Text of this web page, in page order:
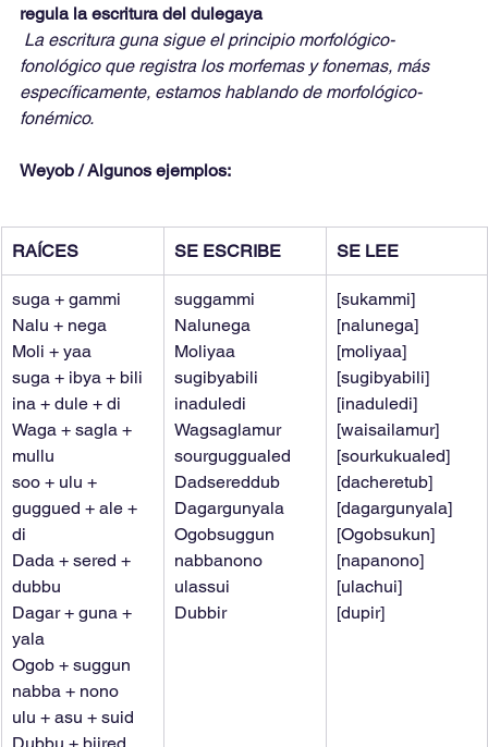
regula la escritura del dulegaya
La escritura guna sigue el principio morfológico-
fonológico que registra los morfemas y fonemas, más
específicamente, estamos hablando de morfológico-
fonémico.
Weyob / Algunos ejemplos:
RAÍCES SE ESCRIBE SE LEE
suga + gammi
Nalu + nega
Moli + yaa
suga + ibya + bili
ina + dule + di
Waga + sagla +
mullu
soo + ulu +
guggued + ale +
di
Dada + sered +
dubbu
Dagar + guna +
yala
Ogob + suggun
nabba + nono
ulu + asu + suid
Dubbu + biired
suggammi
Nalunega
Moliyaa
sugibyabili
inaduledi
Wagsaglamur
sourguggualed
Dadsereddub
Dagargunyala
Ogobsuggun
nabbanono
ulassui
Dubbir
[sukammi]
[nalunega]
[moliyaa]
[sugibyabili]
[inaduledi]
[waisailamur]
[sourkukualed]
[dacheretub]
[dagargunyala]
[Ogobsukun]
[napanono]
[ulachui]
[dupir]